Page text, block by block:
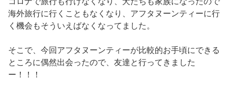
海外旅行に行くこともなくなり、アフタヌーンティーに行
く機会もそういえばなくなってました。
そこで、今回アフタヌーンティーが比較的お手頃にできる
ところに偶然出会ったので、友達と行ってきました
ー！！！